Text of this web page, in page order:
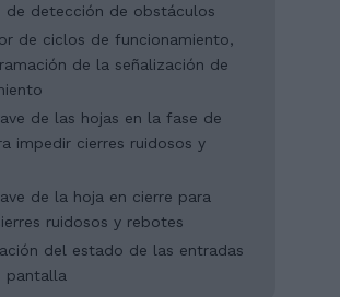
de detección de obstáculos
de ciclos de funcionamiento,
de la señalización de
de las hojas en la fase de
impedir cierres ruidosos y
de la hoja en cierre para
ruidosos y rebotes
del estado de las entradas
pantalla